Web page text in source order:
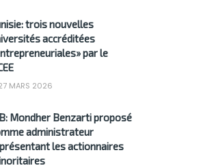
trois nouvelles
accréditées
par le
MARS 2026
Mondher Benzarti proposé
administrateur
les actionnaires